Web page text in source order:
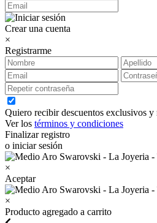
Crear una cuenta
×
Registrarme
Quiero recibir descuentos exclusivos y
Ver los términos y condiciones
Finalizar registro
o iniciar sesión
×
Aceptar
×
Producto agregado a carrito